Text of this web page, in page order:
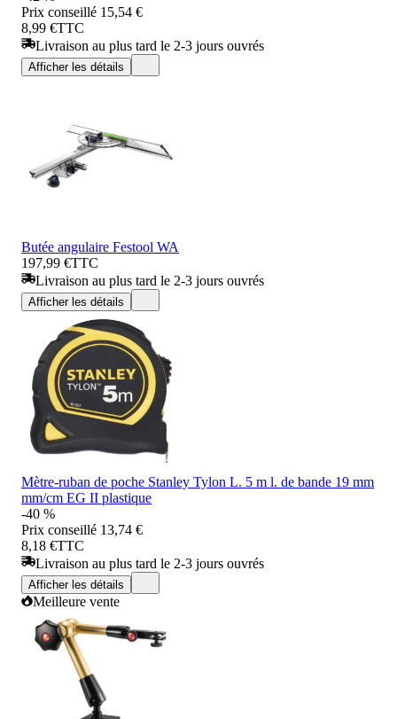
Prix conseillé 15,54 €
8,99 €TTC
Livraison au plus tard le 2-3 jours ouvrés
Afficher les détails
Butée angulaire Festool WA
197,99 €TTC
Livraison au plus tard le 2-3 jours ouvrés
Afficher les détails
Mètre-ruban de poche Stanley Tylon L. 5 m l. de bande 19 mm
mm/cm EG II plastique
-40 %
Prix conseillé 13,74 €
8,18 €TTC
Livraison au plus tard le 2-3 jours ouvrés
Afficher les détails
Meilleure vente